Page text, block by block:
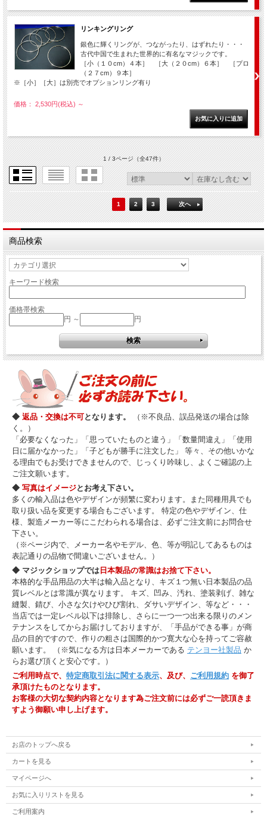
リンキングリング
銀色に輝くリングが、つながったり、はずれたり・・・
古代中国で生まれた世界的に有名なマジックです。
［小（１０cm）４本］ ［大（２０cm）６本］ ［プロ
（２７cm）９本］
※［小］［大］は別売でオプションリング有り
価格： 2,530円(税込) ～
1 / 3ページ（全47件）
1 2 3 次へ
商品検索
キーワード検索
価格帯検索
円 ～
円
◆ 返品・交換は不可となります。
（※不良品、誤品発送の場合は除
く。）
「必要なくなった」「思っていたものと違う」「数量間違え」「使用
日に届かなかった」「子どもが勝手に注文した」 等々、その他いかな
る理由でもお受けできませんので、じっくり吟味し、よくご確認の上
ご注文願います。
◆ 写真はイメージとお考え下さい。
多くの輸入品は色やデザインが頻繁に変わります。また同種用具でも
取り扱い品を変更する場合もございます。 特定の色やデザイン、仕
様、製造メーカー等にこだわられる場合は、必ずご注文前にお問合せ
下さい。
（※ページ内で、メーカー名やモデル、色、等が明記してあるものは
表記通りの品物で間違いございません。）
◆ マジックショップでは 日本製品の常識はお捨て下さい。
本格的な手品用品の大半は輸入品となり、キズ１つ無い日本製品の品
質レベルとは常識が異なります。 キズ、凹み、汚れ、塗装剥げ、雑な
縫製、錆び、小さな欠けやひび割れ、ダサいデザイン、等など・・・
当店では一定レベル以下は排除し、さらに一つ一つ出来る限りのメン
テナンスをしてからお届けしておりますが、「手品ができる事」が商
品の目的ですので、作りの粗さは国際的かつ寛大な心を持ってご容赦
願います。 （※気になる方は日本メーカーである テンヨー社製品 か
らお選び頂くと安心です。）
ご利用時点で、 特定商取引法に関する表示、及び、 ご利用規約 を御了
承頂けたものとなります。
お客様の大切な契約内容となります為ご注文前には必ずご一読頂きま
すよう御願い申し上げます。
お店のトップへ戻る
カートを見る
マイページへ
お気に入りリストを見る
ご利用案内